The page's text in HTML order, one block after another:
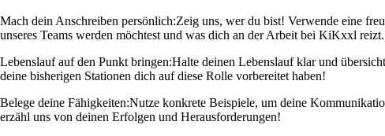
Mach dein Anschreiben persönlich:Zeig uns, wer du bist! Verwende eine
unseres Teams werden möchtest und was dich an der Arbeit bei KiKxxl reizt.
Lebenslauf auf den Punkt bringen:Halte deinen Lebenslauf klar und
deine bisherigen Stationen dich auf diese Rolle vorbereitet haben!
Belege deine Fähigkeiten:Nutze konkrete Beispiele, um deine
erzähl uns von deinen Erfolgen und Herausforderungen!